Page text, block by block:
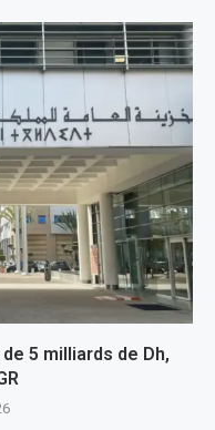
5 milliards de Dh,